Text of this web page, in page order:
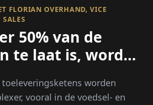
FLORIAN OVERHAND, VICE
SALES
50% van de
te laat is, wordt
worden
vooral in de voedsel- en